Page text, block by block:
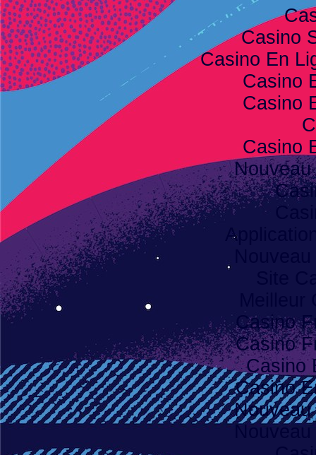
Casino
Casino En
Casino
Casino
Casino
Casino
Casino
Casino
Casino